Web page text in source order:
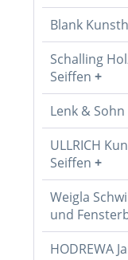
Blank
Schalling
Seiffen
Lenk & Sohn
ULLRICH
Seiffen
Weigla
und
HODREWA